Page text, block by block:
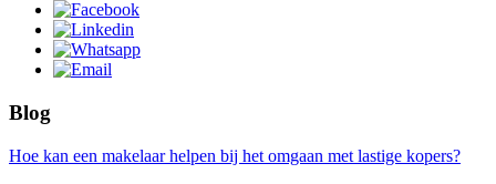
Blog
Hoe kan een makelaar helpen bij het omgaan met lastige kopers?